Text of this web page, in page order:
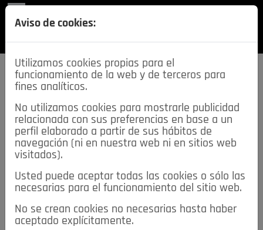
SECCIONES
descarga esta
REVISTA
≡NOTICIAS
NOTICIAS SERVICIOS DE INTERÉS
Aviso de cookies:
Utilizamos cookies propias para el
funcionamiento de la web y de terceros para
fines analíticos.
No utilizamos cookies para mostrarle publicidad
relacionada con sus preferencias en base a un
perfil elaborado a partir de sus hábitos de
navegación (ni en nuestra web ni en sitios web
visitados).
Usted puede aceptar todas las cookies o sólo las
necesarias para el funcionamiento del sitio web.
No se crean cookies no necesarias hasta haber
aceptado explícitamente.